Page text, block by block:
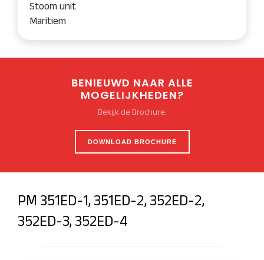
Stoom unit
Maritiem
BENIEUWD NAAR ALLE
MOGELIJKHEDEN?
Bekijk de Brochure.
DOWNLOAD BROCHURE
PM 351ED-1, 351ED-2, 352ED-2,
352ED-3, 352ED-4